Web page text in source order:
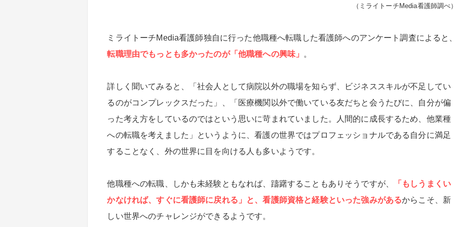
（ミライトーチMedia看護師調べ
ミライトーチMedia看護師独自に行った他職種へ転職した看護師へのアンケート調査によると
転職理由でもっとも多かったのが「他職種への興味」
。
詳しく聞いてみると、「社会人として病院以外の職場を知らず、ビジネススキルが不足してい
るのがコンプレックスだった」、「医療機関以外で働いている友だちと会うたびに、自分が偏
った考え方をしているのではという思いに苛まれていました。人間的に成長するため、他業種
への転職を考えました」というように、看護の世界ではプロフェッショナルである自分に満足
することなく、外の世界に目を向ける人も多いようです。
他職種への転職、しかも未経験ともなれば、躊躇することもありそうですが、
「もしうまくい
かなければ、すぐに看護師に戻れる」と、看護師資格と経験といった強みがあるからこそ、新
しい世界へのチャレンジができるようです。